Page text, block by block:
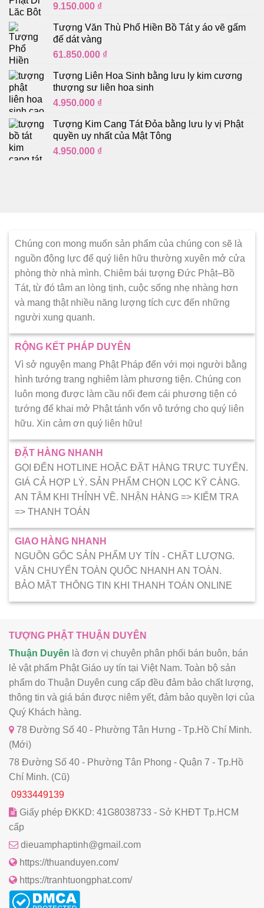
9.150.000 ₫
Tượng Văn Thù Phổ Hiền Bồ Tát y áo vẽ gấm
đế dát vàng
61.850.000 ₫
Tượng Liên Hoa Sinh bằng lưu ly kim cương
thượng sư liên hoa sinh
4.950.000 ₫
Tượng Kim Cang Tát Đỏa bằng lưu ly vị Phật
quyền uy nhất của Mật Tông
4.950.000 ₫
Chúng con mong muốn sản phẩm của chúng con sẽ là
nguồn động lực để quý liên hữu thường xuyên mở cửa
phòng thờ nhà mình. Chiêm bái tượng Đức Phật–Bồ
Tát, từ đó tâm an lòng tịnh, cuộc sống nhẹ nhàng hơn
và mang thật nhiều năng lượng tích cực đến những
người xung quanh.
RỘNG KẾT PHÁP DUYÊN
Vì sở nguyện mang Phật Pháp đến với mọi người bằng
hình tướng trang nghiêm làm phương tiện. Chúng con
luôn mong được làm cầu nối đem cái phương tiện có
tướng để khai mở Phật tánh vốn vô tướng cho quý liên
hữu. Xin cảm ơn quý liên hữu!
ĐẶT HÀNG NHANH
GỌI ĐẾN HOTLINE HOẶC ĐẶT HÀNG TRỰC TUYẾN.
GIÁ CẢ HỢP LÝ. SẢN PHẨM CHỌN LỌC KỸ CÀNG.
AN TÂM KHI THỈNH VỀ. NHẬN HÀNG => KIẾM TRA
=> THANH TOÁN
GIAO HÀNG NHANH
NGUỒN GỐC SẢN PHẨM UY TÍN - CHẤT LƯỢNG.
VẬN CHUYỂN TOÀN QUỐC NHANH AN TOÀN.
BẢO MẬT THÔNG TIN KHI THANH TOÁN ONLINE
TƯỢNG PHẬT THUẬN DUYÊN
Thuận Duyên là đơn vị chuyên phân phối bán buôn, bán
lẻ vật phẩm Phật Giáo uy tín tại Việt Nam. Toàn bộ sản
phẩm do Thuận Duyên cung cấp đều đảm bảo chất lượng,
thông tin và giá bán được niêm yết, đảm bảo quyền lợi của
Quý Khách hàng.
78 Đường Số 40 - Phường Tân Hưng - Tp.Hồ Chí Minh.
(Mới)
78 Đường Số 40 - Phường Tân Phong - Quận 7 - Tp.Hồ
Chí Minh. (Cũ)
0933449139
Giấy phép ĐKKD: 41G8038733 - Sở KHĐT Tp.HCM
cấp
dieuamphaptinh@gmail.com
https://thuanduyen.com/
https://tranhtuongphat.com/